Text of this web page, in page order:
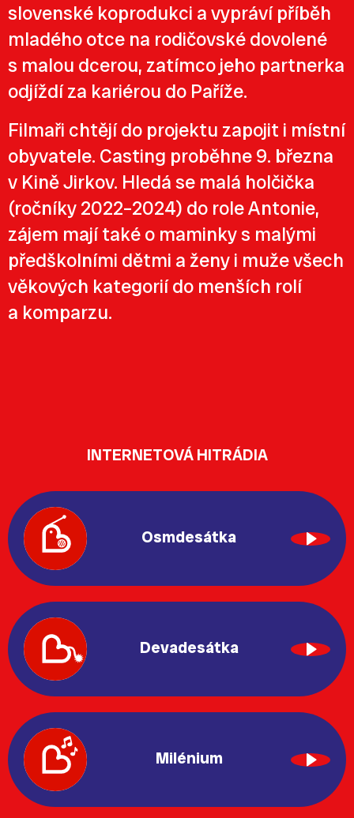
slovenské koprodukci a vypráví příběh
mladého otce na rodičovské dovolené
s malou dcerou, zatímco jeho partnerka
odjíždí za kariérou do Paříže.
Filmaři chtějí do projektu zapojit i místní
obyvatele. Casting proběhne 9. března
v Kině Jirkov. Hledá se malá holčička
(ročníky 2022–2024) do role Antonie,
zájem mají také o maminky s malými
předškolními dětmi a ženy i muže všech
věkových kategorií do menších rolí
a komparzu.
INTERNETOVÁ HITRÁDIA
Osmdesátka
Devadesátka
Milénium